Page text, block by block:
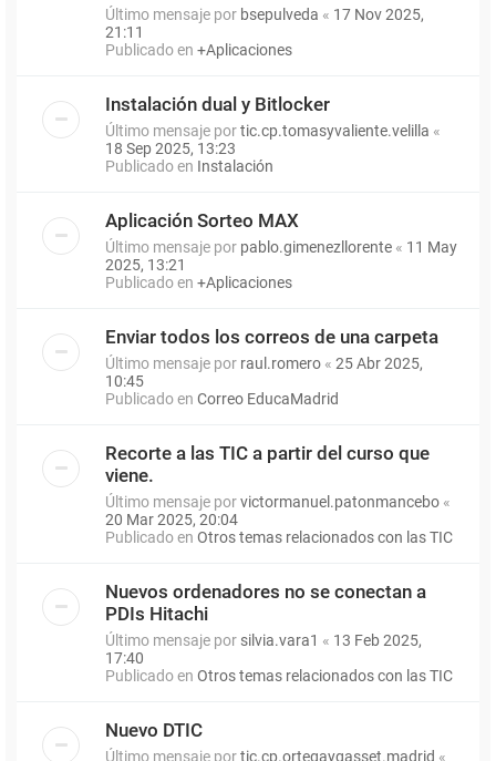
Último mensaje por bsepulveda « 17 Nov 2025,
21:11
Publicado en +Aplicaciones
Instalación dual y Bitlocker
Último mensaje portic.cp.tomasyvaliente.velilla «
18 Sep 2025, 13:23
Publicado en Instalación
Aplicación Sorteo MAX
Último mensaje por pablo.gimenezllorente « 11 May
2025, 13:21
Publicado en +Aplicaciones
Enviar todos los correos de una carpeta
Último mensaje por raul.romero « 25 Abr 2025,
10:45
Publicado en Correo EducaMadrid
Recorte a las TIC a partir del curso que
viene.
Último mensaje porvictormanuel.patonmancebo «
20 Mar 2025, 20:04
Publicado en Otros temas relacionados con las TIC
Nuevos ordenadores no se conectan a
PDIs Hitachi
Último mensaje por silvia.vara1 « 13 Feb 2025,
17:40
Publicado en Otros temas relacionados con las TIC
Nuevo DTIC
Último mensaje portic.cp.ortegaygasset.madrid «